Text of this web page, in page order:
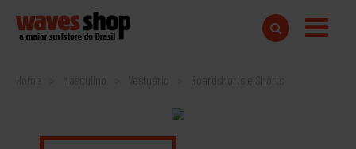
Home